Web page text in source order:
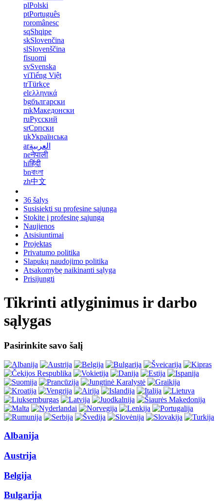
plPolski
ptPortuguês
roromânesc
sqShqipe
skSlovenčina
slSlovenščina
fisuomi
svSvenska
viTiếng Việt
trTürkçe
elελληνικά
bgбългарски
mkМакедонски
ruРусский
srСрпски
ukУкраїнська
arالعربية
neनेपाली
hiहिंदी
bnবাংলা
zh中文
36 šalys
Susisiekti su profesine sąjunga
Stokite į profesinę sąjungą
Naujienos
Atsisiuntimai
Projektas
Privatumo politika
Slapukų naudojimo politika
Atsakomybę naikinanti sąlyga
Prisijungti
Tikrinti atlyginimus ir darbo
sąlygas
Pasirinkite savo šalį
Albanija
Austrija
Belgija
Bulgarija